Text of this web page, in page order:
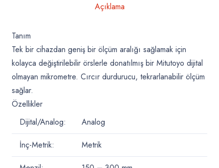
Açıklama
Tanım
Tek bir cihazdan geniş bir ölçüm aralığı sağlamak için
kolayca değiştirilebilir örslerle donatılmış bir Mitutoyo dijital
olmayan mikrometre. Cırcır durdurucu, tekrarlanabilir ölçüm
sağlar.
Özellikler
Dijital/Analog:
Analog
İnç-Metrik: Metrik